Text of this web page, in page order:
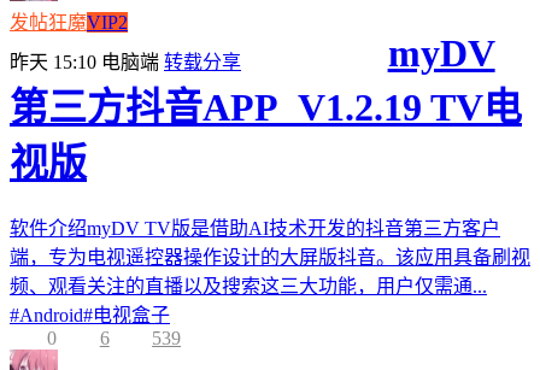
发帖狂魔VIP2
昨天 15:10 电脑端 转载分享
myDV
第三方抖音APP_V1.2.19 TV电
视版
软件介绍myDV TV版是借助AI技术开发的抖音第三方客户
端，专为电视遥控器操作设计的大屏版抖音。该应用具备刷视
频、观看关注的直播以及搜索这三大功能，用户仅需通...
#Android#电视盒子
0
6 539